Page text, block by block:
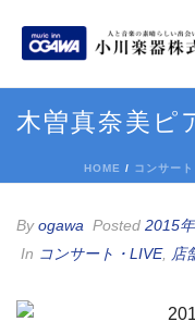
木曽真奈美ピ
HOME / コンサー
Byogawa Posted 2015
In コンサート・LIVE, 店